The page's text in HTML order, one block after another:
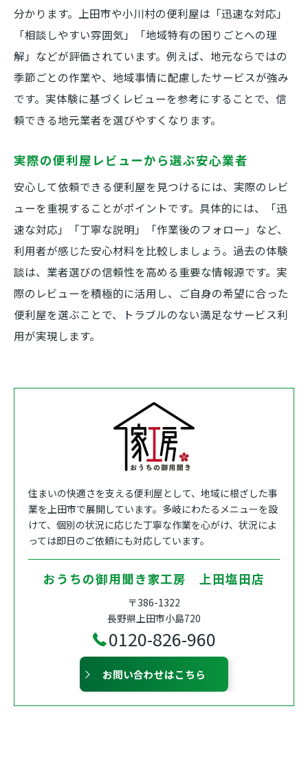
分かります。上田市や小川村の便利屋は「迅速な対応」
「相談しやすい雰囲気」「地域特有の困りごとへの理
解」などが評価されています。例えば、地元ならではの
季節ごとの作業や、地域事情に配慮したサービスが強み
です。実体験に基づくレビューを参考にすることで、信
頼できる地元業者を選びやすくなります。
実際の便利屋レビューから選ぶ安心業者
安心して依頼できる便利屋を見つけるには、実際のレビ
ューを重視することがポイントです。具体的には、「迅
速な対応」「丁寧な説明」「作業後のフォロー」など、
利用者が感じた安心材料を比較しましょう。過去の体験
談は、業者選びの信頼性を高める重要な情報源です。実
際のレビューを積極的に活用し、ご自身の希望に合った
便利屋を選ぶことで、トラブルのない満足なサービス利
用が実現します。
住まいの快適さを支える便利屋として、地域に根ざした事
業を上田市で展開しています。多岐にわたるメニューを設
けて、個別の状況に応じた丁寧な作業を心がけ、状況によ
っては即日のご依頼にも対応しています。
おうちの御用聞き家工房 上田塩田店
〒386-1322
長野県上田市小島720
0120-826-960
お問い合わせはこちら